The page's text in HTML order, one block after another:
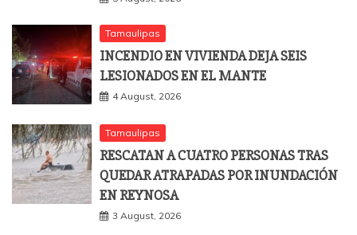
Tamaulipas
INCENDIO EN VIVIENDA DEJA SEIS
LESIONADOS EN EL MANTE
4 August, 2026
Tamaulipas
RESCATAN A CUATRO PERSONAS TRAS
QUEDAR ATRAPADAS POR INUNDACIÓN
EN REYNOSA
3 August, 2026